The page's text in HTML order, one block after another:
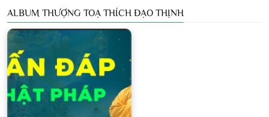
ALBUM THƯỢNG TOẠ THÍCH ĐẠO THỊNH